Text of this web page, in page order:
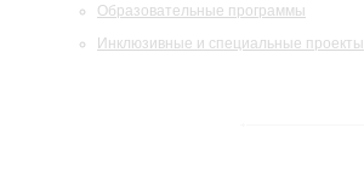
Образовательные программы
Инклюзивные и специальные проекты